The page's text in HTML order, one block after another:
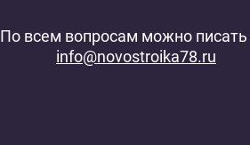
По всем вопросам можно писать
info@novostroika78.ru